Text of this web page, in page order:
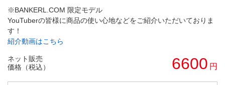
※BANKERL.COM 限定モデル
YouTuberの皆様に商品の使い心地などをご紹介いただいておりま
す！
紹介動画はこちら
ネット販売
価格（税込）
6600 円